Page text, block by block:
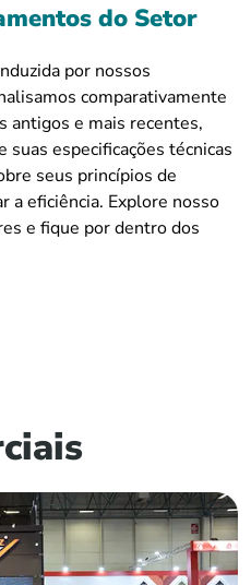
do Setor
por nossos
comparativamente
antigos e mais recentes,
especificações técnicas
seus princípios de
a eficiência. Explore nosso
e fique por dentro dos